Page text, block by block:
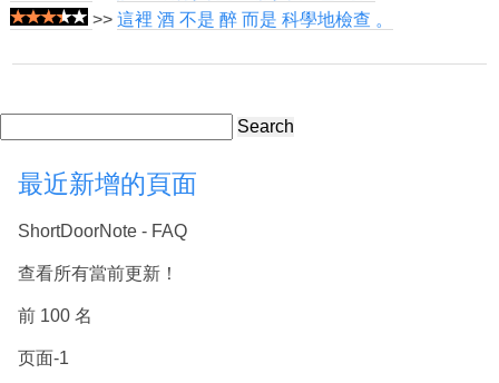
>> 這裡 酒 不是 醉 而是 科學地檢查 。
Search
最近新增的頁面
ShortDoorNote - FAQ
查看所有當前更新！
前 100 名
页面-1